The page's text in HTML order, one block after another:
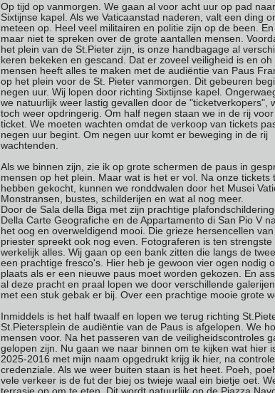
Op tijd op vanmorgen. We gaan al voor acht uur op pad
Sixtijnse kapel. Als we Vaticaanstad naderen, valt een ding
meteen op. Heel veel militairen en politie zijn op de been.
maar niet te spreken over de grote aantallen mensen.
het plein van de St.Pieter zijn, is onze handbagage al
keren bekeken en gescand. Dat er zoveel veiligheid is en oh
mensen heeft alles te maken met de audiëntie van Paus
op het plein voor de St. Pieter vanmorgen. Dit gebeuren
negen uur. Wij lopen door richting Sixtijnse kapel.
we natuurlijk weer lastig gevallen door de "ticketverkopers",
toch weer opdringerig. Om half negen staan we in de rij
ticket. We moeten wachten omdat de verkoop van tickets
negen uur begint. Om negen uur komt er beweging in de rij
wachtenden.
Als we binnen zijn, zie ik op grote schermen de paus in
mensen op het plein. Maar wat is het er vol. Na onze tickets
hebben gekocht, kunnen we ronddwalen door het Musei
Monstransen, bustes, schilderijen en wat al nog meer.
Door de Sala della Biga met zijn prachtige
Della Carte Geografiche en de Appartamento di San Pio V
het oog en overweldigend mooi. Die grieze hersencellen
priester spreekt ook nog even. Fotograferen is ten
werkelijk alles. Wij gaan op een bank zitten die langs de
een prachtige fresco's. Hier heb je gewoon vier ogen nodig
plaats als er een nieuwe paus moet worden gekozen. En
al deze pracht en praal lopen we door verschillende
met een stuk gebak er bij. Over een prachtige mooie grote
Inmiddels is het half twaalf en lopen we terug richting
St.Pietersplein de audiëntie van de Paus is afgelopen. We
mensen voor. Na het passeren van de veiligheidscontroles
gelopen zijn. Nu gaan we naar binnen om te kijken wat
2025-2016 met mijn naam opgedrukt krijg ik hier, na
credenziale. Als we weer buiten staan is het heet. Poeh,
vele verkeer is de fut der biej os twieje waal ein bietje oet.